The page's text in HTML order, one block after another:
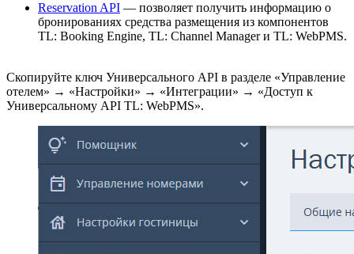
Reservation API — позволяет получить информацию о
бронированиях средства размещения из компонентов
TL: Booking Engine, TL: Channel Manager и TL: WebPMS.
Скопируйте ключ Универсального API в разделе «Управление
отелем» → «Настройки» → «Интеграции» → «Доступ к
Универсальному API TL: WebPMS».